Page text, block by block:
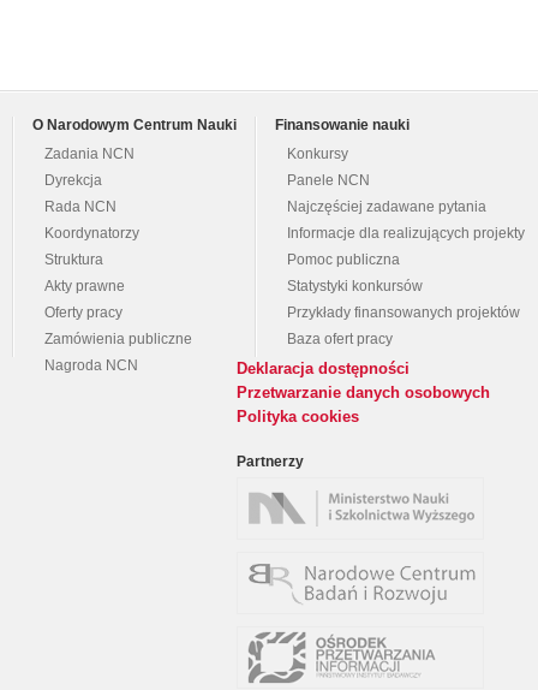
O Narodowym Centrum Nauki
Zadania NCN
Dyrekcja
Rada NCN
Koordynatorzy
Struktura
Akty prawne
Oferty pracy
Zamówienia publiczne
Nagroda NCN
Finansowanie nauki
Konkursy
Panele NCN
Najczęściej zadawane pytania
Informacje dla realizujących projekty
Pomoc publiczna
Statystyki konkursów
Przykłady finansowanych projektów
Baza ofert pracy
Deklaracja dostępności
Przetwarzanie danych osobowych
Polityka cookies
Partnerzy